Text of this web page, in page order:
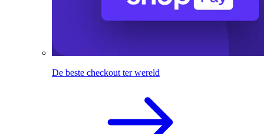
De beste checkout ter wereld